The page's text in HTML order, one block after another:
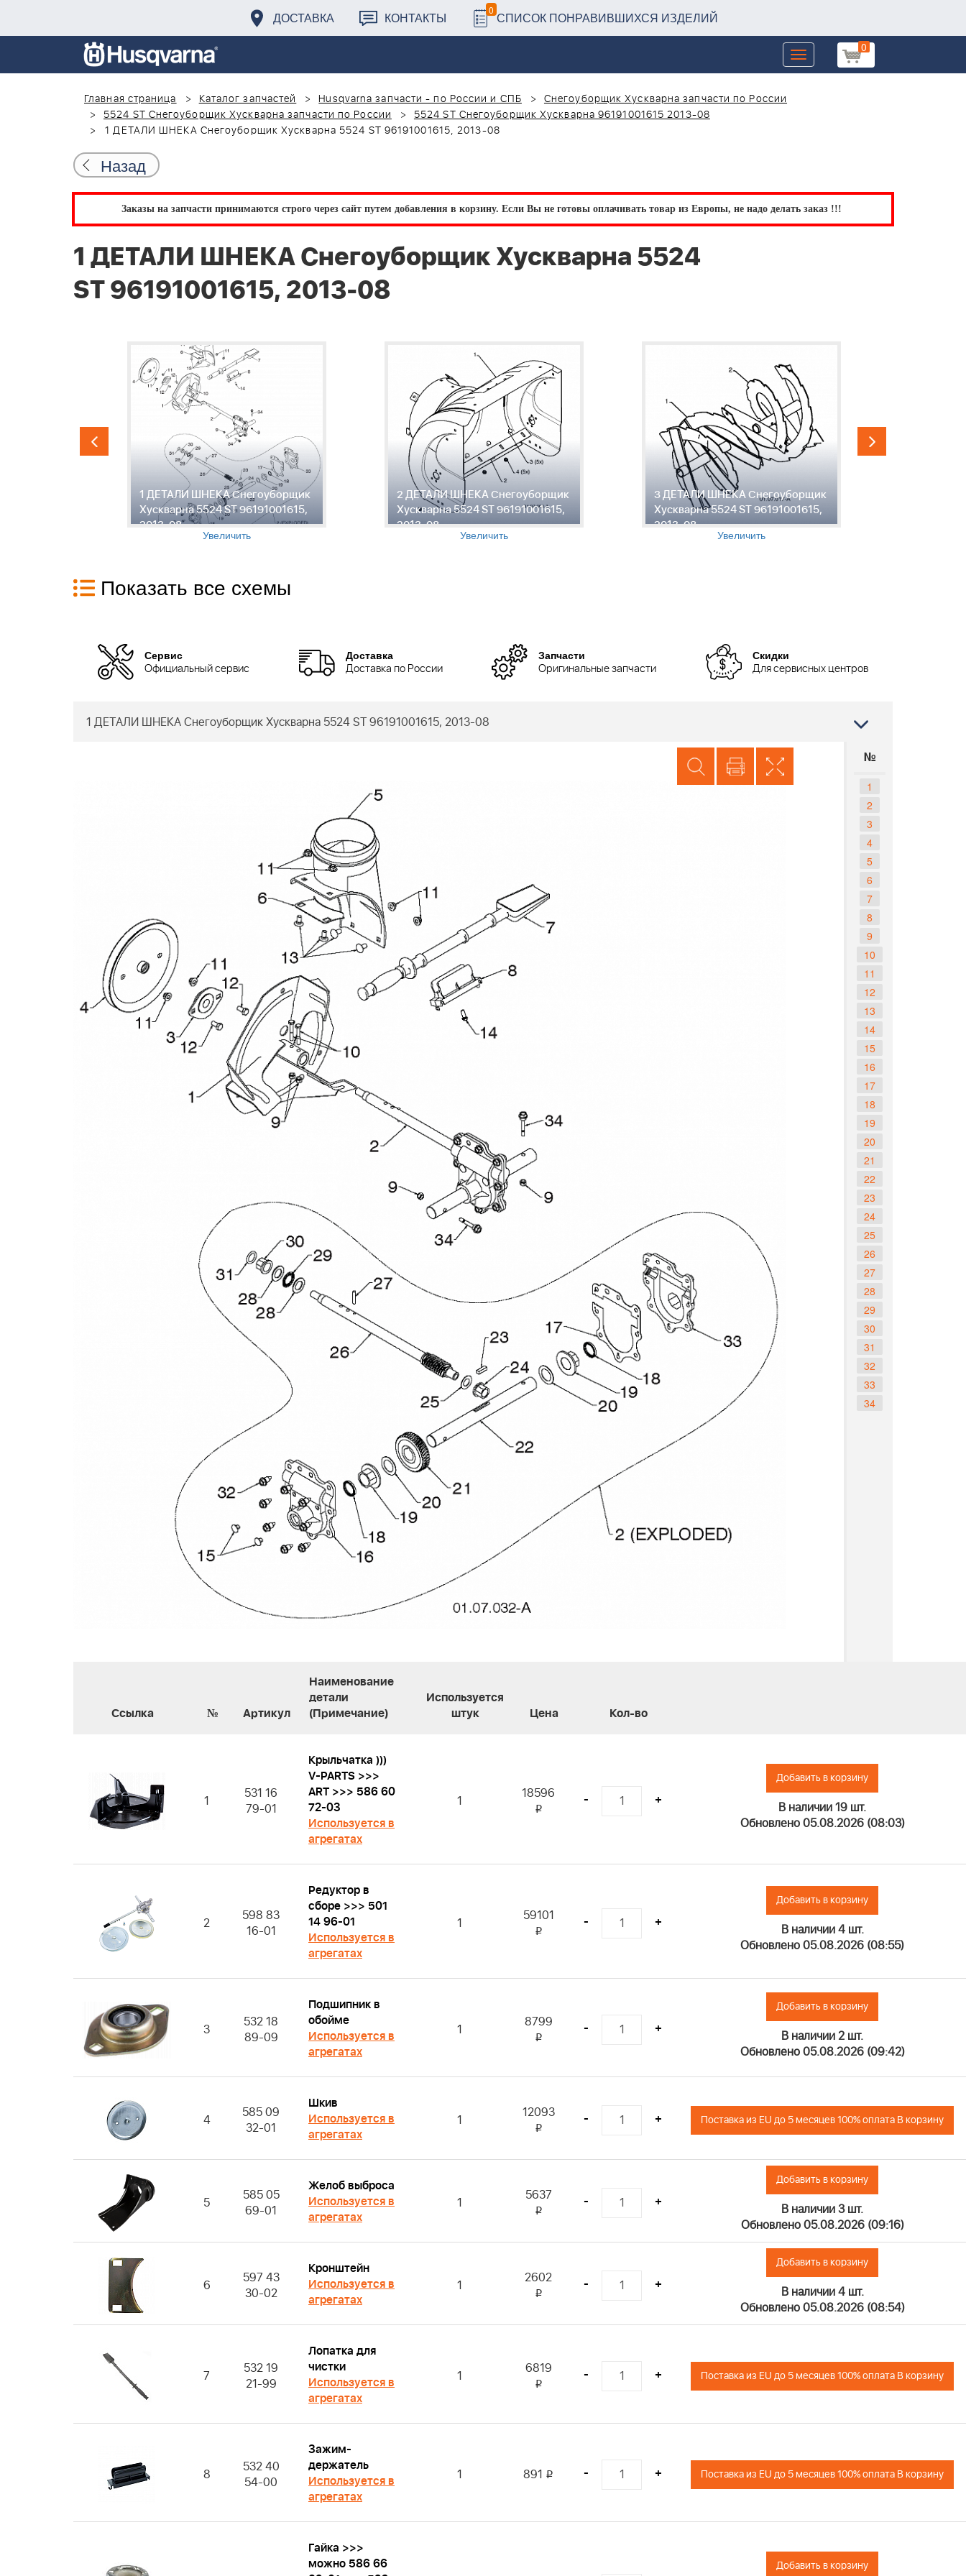
ДОСТАВКА КОНТАКТЫ 0 СПИСОК ПОНРАВИВШИХСЯ ИЗДЕЛИЙ
0
Toggle
navigation
Главная страница
Каталог запчастей Husqvarna запчасти - по России и СПБ
Снегоуборщик Хускварна запчасти по России
5524 ST Снегоуборщик Хускварна запчасти по России
5524 ST Снегоуборщик Хускварна 96191001615 2013-08
1 ДЕТАЛИ ШНЕКА Снегоуборщик Хускварна 5524 ST 96191001615, 2013-08
Назад
Заказы на запчасти принимаются строго через сайт путем добавления в корзину. Если Вы не готовы оплачивать товар из Европы, не надо делать заказ !!!
1 ДЕТАЛИ ШНЕКА Снегоуборщик Хускварна 5524
ST 96191001615, 2013-08
1 ДЕТАЛИ ШНЕКА Снегоуборщик
Хускварна 5524 ST 96191001615,
2013-08
Увеличить
2 ДЕТАЛИ ШНЕКА Снегоуборщик
Хускварна 5524 ST 96191001615,
2013-08
Увеличить
3 ДЕТАЛИ ШНЕКА Снегоуборщик
Хускварна 5524 ST 96191001615,
2013-08
Увеличить
Показать все схемы
Сервис
Официальный сервис
Доставка
Доставка по России
Запчасти
Оригинальные запчасти
Скидки
Для сервисных центров
1 ДЕТАЛИ ШНЕКА Снегоуборщик Хускварна 5524 ST 96191001615, 2013-08
№
1
2
3
4
5
6
7
8
9
10
11
12
13
14
15
16
17
18
19
20
21
22
23
24
25
26
27
28
29
30
31
32
33
34
Ссылка № Артикул
Наименование
детали
(Примечание)
Используется
штук
Цена Кол-во
1
531 16
79-01
Крыльчатка )))
V-PARTS >>>
ART >>> 586 60
72-03
Используется в
агрегатах
1 18596
i
- +
Добавить в корзину
В наличии 19 шт.
Обновлено 05.08.2026 (08:03)
2
598 83
16-01
Редуктор в
сборе >>> 501
14 96-01
Используется в
агрегатах
1 59101
i
- +
Добавить в корзину
В наличии 4 шт.
Обновлено 05.08.2026 (08:55)
3
532 18
89-09
Подшипник в
обойме
Используется в
агрегатах
1 8799
i
- +
Добавить в корзину
В наличии 2 шт.
Обновлено 05.08.2026 (09:42)
4
585 09
32-01
Шкив
Используется в
агрегатах
1 12093
i
- + Поставка из EU до 5 месяцев 100% оплата В корзину
5
585 05
69-01
Желоб выброса
Используется в
агрегатах
1 5637
i
- +
Добавить в корзину
В наличии 3 шт.
Обновлено 05.08.2026 (09:16)
6
597 43
30-02
Кронштейн
Используется в
агрегатах
1 2602
i
- +
Добавить в корзину
В наличии 4 шт.
Обновлено 05.08.2026 (08:54)
7
532 19
21-99
Лопатка для
чистки
Используется в
агрегатах
1 6819
i
- + Поставка из EU до 5 месяцев 100% оплата В корзину
8
532 40
54-00
Зажим-
держатель
Используется в
агрегатах
1 891 i - + Поставка из EU до 5 месяцев 100% оплата В корзину
Гайка >>>
можно 586 66
Добавить в корзину